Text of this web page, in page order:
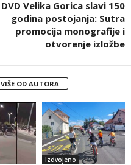
DVD Velika Gorica slavi 150
godina postojanja: Sutra
promocija monografije i
otvorenje izložbe
VIŠE OD AUTORA
Izdvojeno